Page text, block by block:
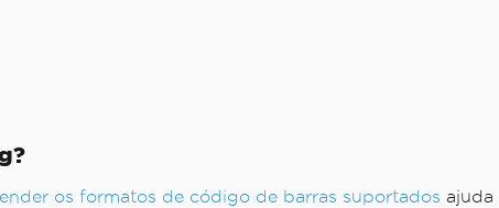
os formatos de código de barras suportados ajuda